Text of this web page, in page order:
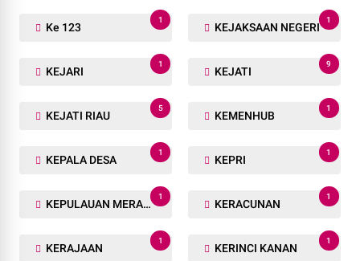
Ke 123
1
KEJAKSAAN NEGERI
1
KEJARI
1
KEJATI
9
KEJATI RIAU
5
KEMENHUB
1
KEPALA DESA
1
KEPRI
1
KEPULAUAN MERANTI
1
KERACUNAN
1
KERAJAAN
1
KERINCI KANAN
1